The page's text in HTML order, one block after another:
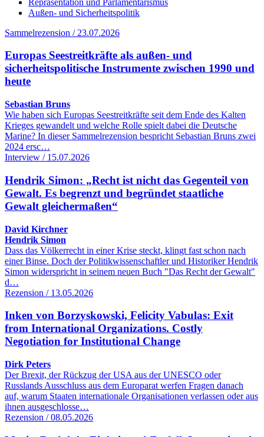
Außen- und Sicherheitspolitik
Sammelrezension / 23.07.2026
Europas Seestreitkräfte als außen- und
sicherheitspolitische Instrumente zwischen 1990 und
heute
Sebastian Bruns
Wie haben sich Europas Seestreitkräfte seit dem Ende des Kalten
Krieges gewandelt und welche Rolle spielt dabei die Deutsche
Marine? In dieser Sammelrezension bespricht Sebastian Bruns zwei
2024 ersc…
Interview / 15.07.2026
Hendrik Simon: „Recht ist nicht das Gegenteil von
Gewalt. Es begrenzt und begründet staatliche
Gewalt gleichermaßen“
David Kirchner
Hendrik Simon
Dass das Völkerrecht in einer Krise steckt, klingt fast schon nach
einer Binse. Doch der Politikwissenschaftler und Historiker Hendrik
Simon widerspricht in seinem neuen Buch "Das Recht der Gewalt"
d…
Rezension / 13.05.2026
Inken von Borzyskowski, Felicity Vabulas: Exit
from International Organizations. Costly
Negotiation for Institutional Change
Dirk Peters
Der Brexit, der Rückzug der USA aus der UNESCO oder
Russlands Ausschluss aus dem Europarat werfen Fragen danach
auf, warum Staaten internationale Organisationen verlassen oder aus
ihnen ausgeschlosse…
Rezension / 08.05.2026